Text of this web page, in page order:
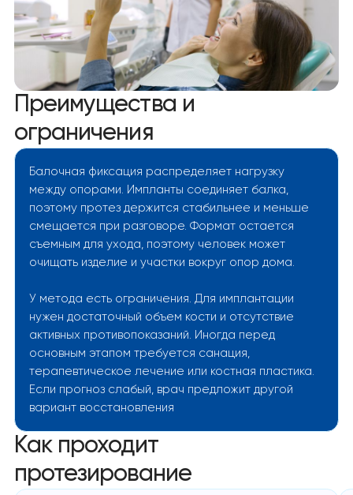
Преимущества и
ограничения
Балочная фиксация распределяет нагрузку
между опорами. Импланты соединяет балка,
поэтому протез держится стабильнее и меньше
смещается при разговоре. Формат остается
съемным для ухода, поэтому человек может
очищать изделие и участки вокруг опор дома.
У метода есть ограничения. Для имплантации
нужен достаточный объем кости и отсутствие
активных противопоказаний. Иногда перед
основным этапом требуется санация,
терапевтическое лечение или костная пластика.
Если прогноз слабый, врач предложит другой
вариант восстановления
Как проходит
протезирование